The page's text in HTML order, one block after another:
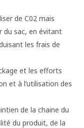
de C02 mais
du sac, en évitant
les frais de
et les efforts
et à l’utilisation des
de la chaine du
du produit, de la